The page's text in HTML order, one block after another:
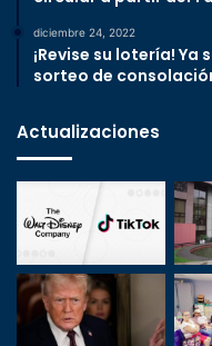
diciembre 24, 2022
¡Revise su lotería!
sorteo de
Actualizaciones